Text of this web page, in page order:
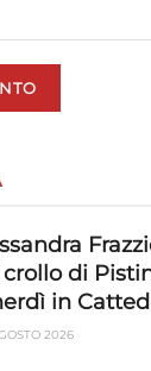
di
in
2026